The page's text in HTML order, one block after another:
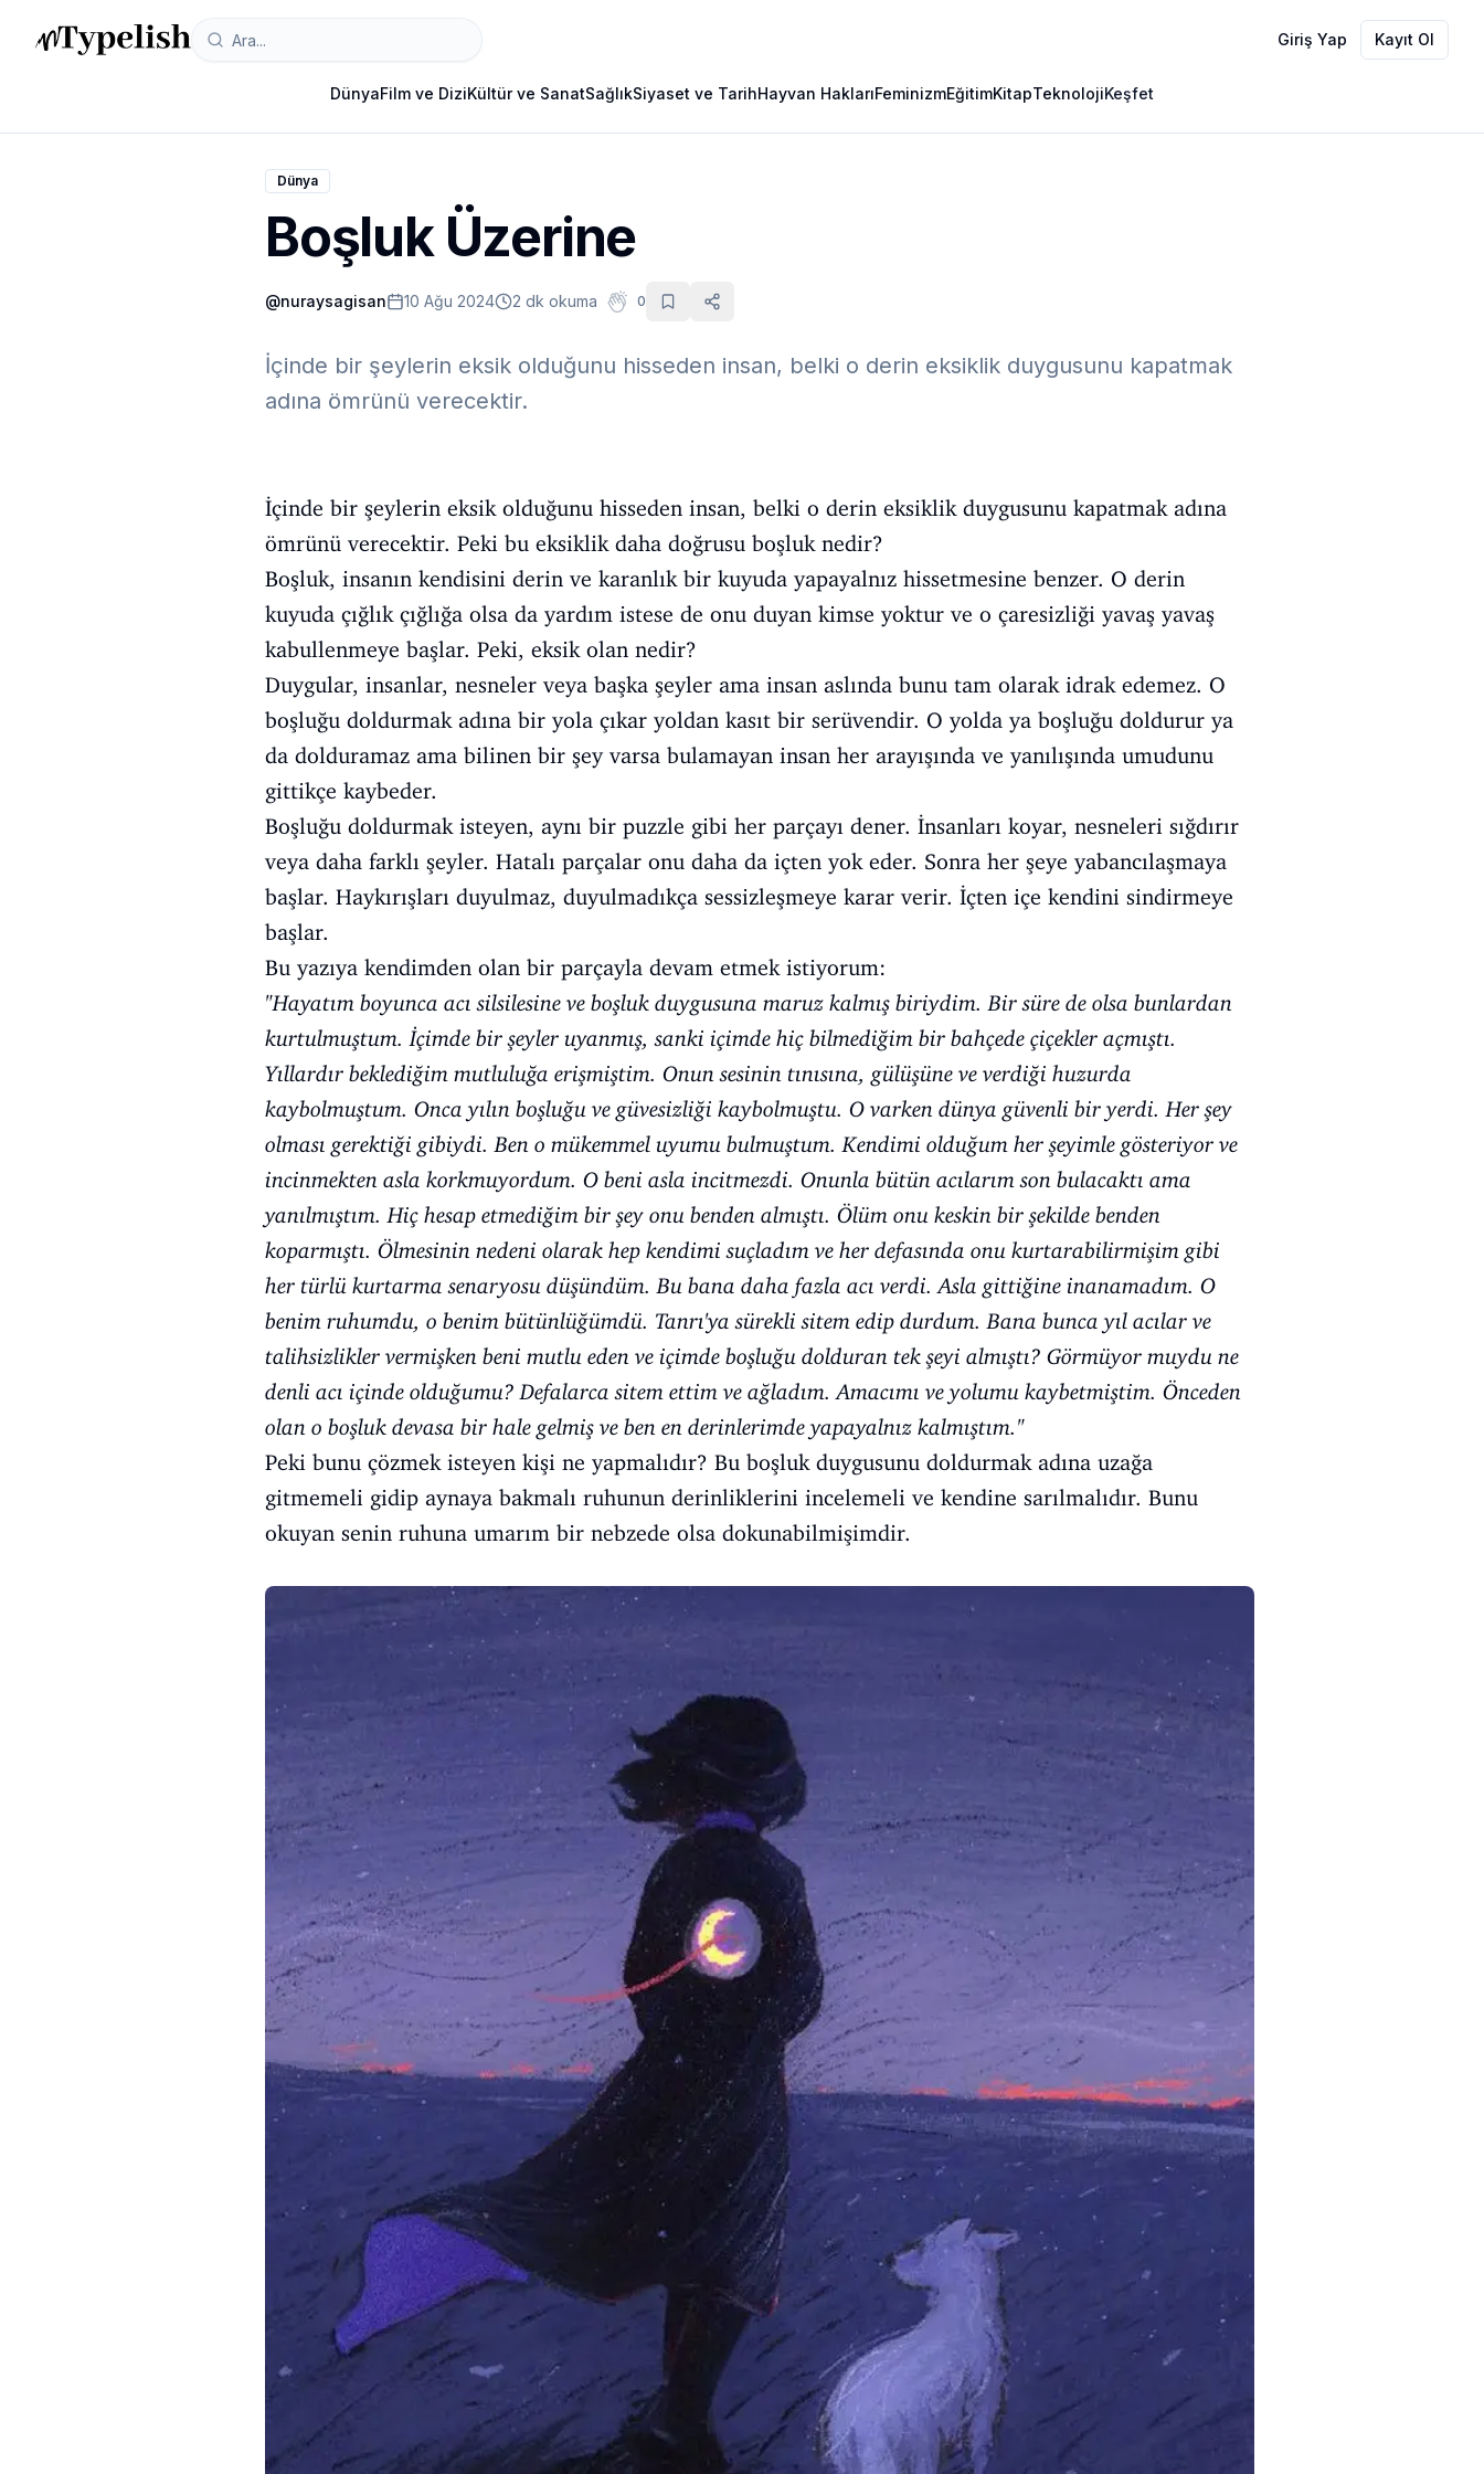
Giriş Yap Kayıt Ol
DünyaFilm ve DiziKültür ve SanatSağlıkSiyaset ve TarihHayvan HaklarıFeminizmEğitimKitapTeknolojiKeşfet
Dünya
Boşluk Üzerine
@nuraysagisan 10 Ağu 2024 2 dk okuma 0
İçinde bir şeylerin eksik olduğunu hisseden insan, belki o derin eksiklik duygusunu kapatmak
adına ömrünü verecektir.
İçinde bir şeylerin eksik olduğunu hisseden insan, belki o derin eksiklik duygusunu kapatmak adına
ömrünü verecektir. Peki bu eksiklik daha doğrusu boşluk nedir?
Boşluk, insanın kendisini derin ve karanlık bir kuyuda yapayalnız hissetmesine benzer. O derin
kuyuda çığlık çığlığa olsa da yardım istese de onu duyan kimse yoktur ve o çaresizliği yavaş yavaş
kabullenmeye başlar. Peki, eksik olan nedir?
Duygular, insanlar, nesneler veya başka şeyler ama insan aslında bunu tam olarak idrak edemez. O
boşluğu doldurmak adına bir yola çıkar yoldan kasıt bir serüvendir. O yolda ya boşluğu doldurur ya
da dolduramaz ama bilinen bir şey varsa bulamayan insan her arayışında ve yanılışında umudunu
gittikçe kaybeder.
Boşluğu doldurmak isteyen, aynı bir puzzle gibi her parçayı dener. İnsanları koyar, nesneleri sığdırır
veya daha farklı şeyler. Hatalı parçalar onu daha da içten yok eder. Sonra her şeye yabancılaşmaya
başlar. Haykırışları duyulmaz, duyulmadıkça sessizleşmeye karar verir. İçten içe kendini sindirmeye
başlar.
Bu yazıya kendimden olan bir parçayla devam etmek istiyorum:
"Hayatım boyunca acı silsilesine ve boşluk duygusuna maruz kalmış biriydim. Bir süre de olsa bunlardan
kurtulmuştum. İçimde bir şeyler uyanmış, sanki içimde hiç bilmediğim bir bahçede çiçekler açmıştı.
Yıllardır beklediğim mutluluğa erişmiştim. Onun sesinin tınısına, gülüşüne ve verdiği huzurda
kaybolmuştum. Onca yılın boşluğu ve güvesizliği kaybolmuştu. O varken dünya güvenli bir yerdi. Her şey
olması gerektiği gibiydi. Ben o mükemmel uyumu bulmuştum. Kendimi olduğum her şeyimle gösteriyor ve
incinmekten asla korkmuyordum. O beni asla incitmezdi. Onunla bütün acılarım son bulacaktı ama
yanılmıştım. Hiç hesap etmediğim bir şey onu benden almıştı. Ölüm onu keskin bir şekilde benden
koparmıştı. Ölmesinin nedeni olarak hep kendimi suçladım ve her defasında onu kurtarabilirmişim gibi
her türlü kurtarma senaryosu düşündüm. Bu bana daha fazla acı verdi. Asla gittiğine inanamadım. O
benim ruhumdu, o benim bütünlüğümdü. Tanrı'ya sürekli sitem edip durdum. Bana bunca yıl acılar ve
talihsizlikler vermişken beni mutlu eden ve içimde boşluğu dolduran tek şeyi almıştı? Görmüyor muydu ne
denli acı içinde olduğumu? Defalarca sitem ettim ve ağladım. Amacımı ve yolumu kaybetmiştim. Önceden
olan o boşluk devasa bir hale gelmiş ve ben en derinlerimde yapayalnız kalmıştım."
Peki bunu çözmek isteyen kişi ne yapmalıdır? Bu boşluk duygusunu doldurmak adına uzağa
gitmemeli gidip aynaya bakmalı ruhunun derinliklerini incelemeli ve kendine sarılmalıdır. Bunu
okuyan senin ruhuna umarım bir nebzede olsa dokunabilmişimdir.